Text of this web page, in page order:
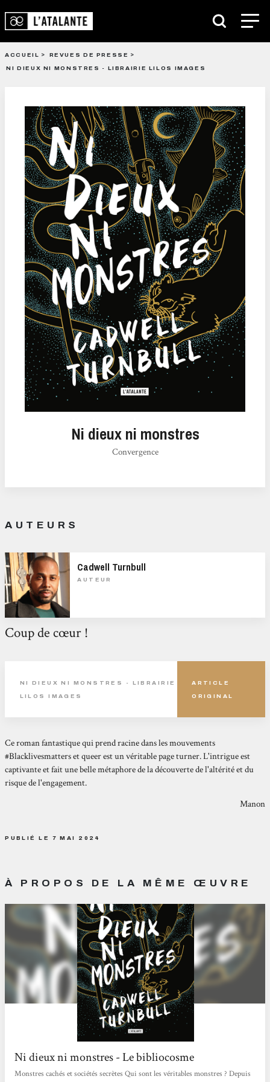
ACCUEIL
REVUES DE PRESSE
NI DIEUX NI MONSTRES - LIBRAIRIE LILOS IMAGES
Ni dieux ni monstres
Convergence
AUTEURS
Cadwell Turnbull
AUTEUR
Coup de cœur !
NI DIEUX NI MONSTRES - LIBRAIRIE
LILOS IMAGES
ARTICLE
ORIGINAL
Ce roman fantastique qui prend racine dans les mouvements
#Blacklivesmatters et queer est un véritable page turner. L'intrigue est
captivante et fait une belle métaphore de la découverte de l'altérité et du
risque de l'engagement.
Manon
PUBLIÉ LE 7 MAI 2024
À PROPOS DE LA MÊME ŒUVRE
Ni dieux ni monstres - Le bibliocosme
Monstres cachés et sociétés secrètes Qui sont les véritables monstres ? Depuis